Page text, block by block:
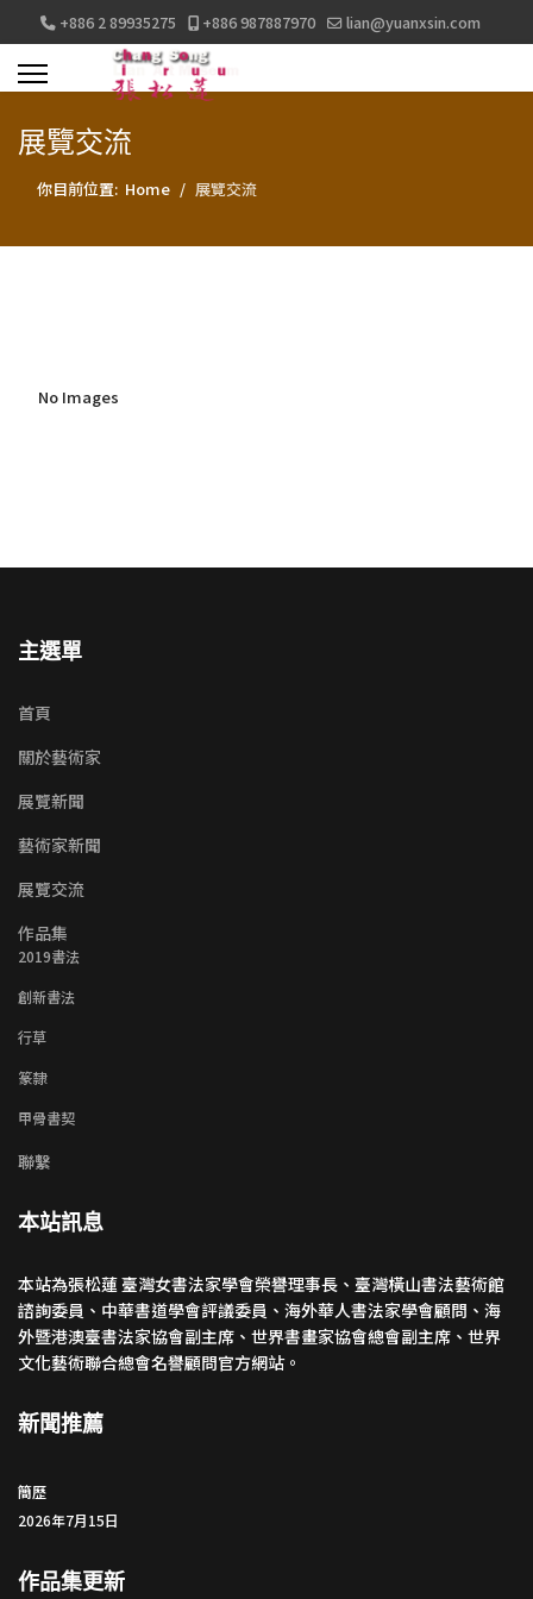
+886 2 89935275 +886 987887970 lian@yuanxsin.com
展覽交流
你目前位置: Home 展覽交流
No Images
主選單
首頁
關於藝術家
展覽新聞
藝術家新聞
展覽交流
作品集
2019書法
創新書法
行草
篆隸
甲骨書契
聯繫
本站訊息
本站為張松蓮 臺灣女書法家學會榮譽理事長、臺灣橫山書法藝術館
諮詢委員、中華書道學會評議委員、海外華人書法家學會顧問、海
外暨港澳臺書法家協會副主席、世界書畫家協會總會副主席、世界
文化藝術聯合總會名譽顧問官方網站。
新聞推薦
簡歷
2026年7月15日
作品集更新